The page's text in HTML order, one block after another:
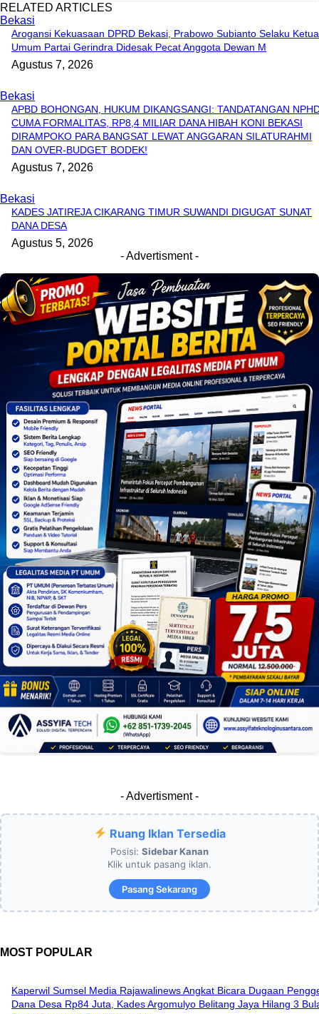
RELATED ARTICLES
Bekasi
Arogansi Kekuasaan DPRD Bekasi, Prabowo Subianto Selaku Ketua
Umum Partai Gerindra Didesak Pecat Anggota Dewan M
Agustus 7, 2026
Bekasi
APBD BOHONGAN, HUKUM DIKANGSANGI: TANDATANGAN
CUMA FORMALITAS, RP8,4 MILIAR DANA HIBAH KONI BEKASI
DIRAMPOKO PARA BANGSAT LEWAT ANGGARAN SILATURAHMI
DAN OVER-BUDGET BODEK!
Agustus 7, 2026
Bekasi
KADES JATIREJA CIKARANG TIMUR SUWANDI DIGUGAT SUNAT
DANA DESA
Agustus 5, 2026
- Advertisment -
- Advertisment -
Ruang Iklan Tersedia
Posisi: Sidebar Kanan
Klik untuk pasang iklan.
Pasang Sekarang
MOST POPULAR
Kaperwil Sumsel Media Rajawalinews Angkat Bicara Dugaan
Dana Desa Rp84 Juta, Kades Argomulyo Belitang Jaya Hilang 3